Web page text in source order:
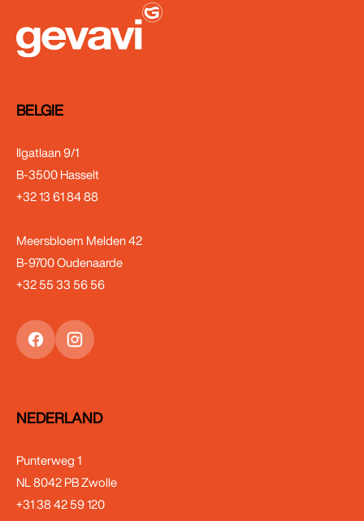
BELGIE
Ilgatlaan 9/1
B-3500 Hasselt
+32 13 61 84 88
Meersbloem Melden 42
B-9700 Oudenaarde
+32 55 33 56 56
NEDERLAND
Punterweg 1
NL 8042 PB Zwolle
+31 38 42 59 120